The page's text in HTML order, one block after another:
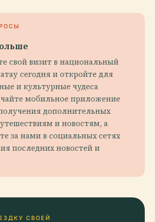
свой визит в национальный
сегодня и откройте для
и культурные чудеса
мобильное приложение
дополнительных
и новостям, а
за нами в социальных сетях
последних новостей и
СВОЕЙ